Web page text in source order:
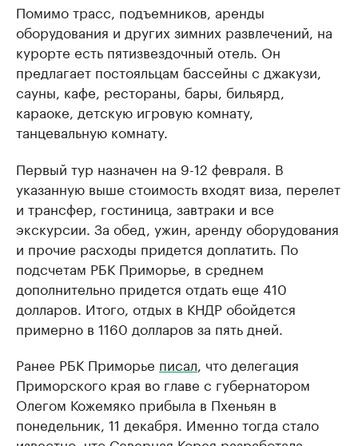
Помимо трасс, подъемников, аренды
оборудования и других зимних развлечений, на
курорте есть пятизвездочный отель. Он
предлагает постояльцам бассейны с джакузи,
сауны, кафе, рестораны, бары, бильярд,
караоке, детскую игровую комнату,
танцевальную комнату.
Первый тур назначен на 9-12 февраля. В
указанную выше стоимость входят виза, перелет
и трансфер, гостиница, завтраки и все
экскурсии. За обед, ужин, аренду оборудования
и прочие расходы придется доплатить. По
подсчетам РБК Приморье, в среднем
дополнительно придется отдать еще 410
долларов. Итого, отдых в КНДР обойдется
примерно в 1160 долларов за пять дней.
Ранее РБК Приморье писал , что делегация
Приморского края во главе с губернатором
Олегом Кожемяко прибыла в Пхеньян в
понедельник, 11 декабря. Именно тогда стало